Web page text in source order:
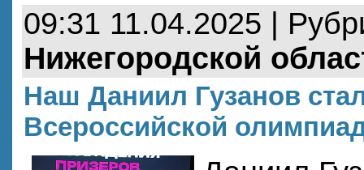
09:31 11.04.2025 |
Нижегородской
Наш Даниил Гузанов
Всероссийской